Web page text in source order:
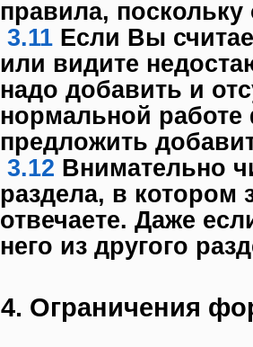
правила,
3.11 Если Вы
или видите
надо добавить и
нормальной
предложить
3.12 Внимательно
раздела, в котором
отвечаете. Даже
него из другого
4. Ограничения